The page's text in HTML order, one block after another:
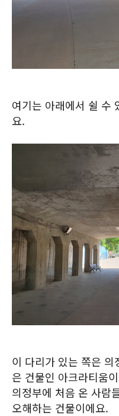
여기는 아래에서 쉴 수
요.
이 다리가 있는 쪽은
은 건물인 아크라티움
의정부에 처음 온 사람
오해하는 건물이에요.